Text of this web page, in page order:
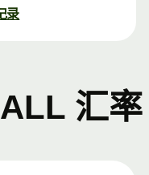
录
汇率